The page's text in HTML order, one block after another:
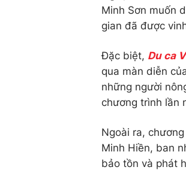
Minh Sơn muốn
gian đã được
Đặc biệt, Du ca
qua màn diễn
những người
chương trình lần
Ngoài ra,
Minh Hiền, ban
bảo tồn và phát